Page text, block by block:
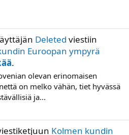
Deleted viestiin
Euroopan ympyrä
.
olevan erinomaisen
on melko vähän, tiet hyvässä
ja...
Kolmen kundin